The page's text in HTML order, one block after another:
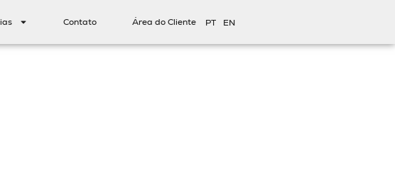
Contato Área do Cliente PT EN